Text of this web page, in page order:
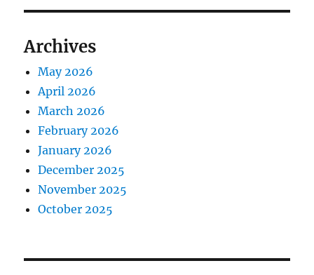
Archives
May 2026
April 2026
March 2026
February 2026
January 2026
December 2025
November 2025
October 2025